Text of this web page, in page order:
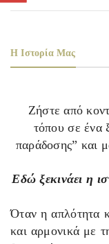
Η Ιστορία Μας
Ζήστε από
τόπουσε ένα
παράδοσης” και
Εδώ ξεκινάει η
Όταν η απλότητα
και αρμονικά με